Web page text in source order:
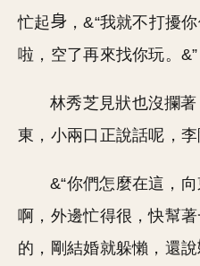
忙起
，&“我就不打擾
啦，空了再來找你玩。&”
林秀芝見狀也沒攔著
東，小兩口正說話呢，
&“你們怎麼在這，
啊，外邊忙得很，快幫
的，剛結婚就躲懶，還說